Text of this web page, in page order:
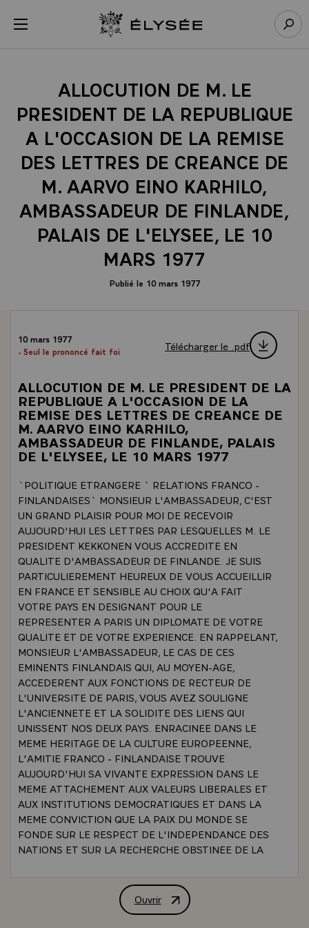
menu Retour à l’accueil Élysée
ALLOCUTION DE M. LE
PRESIDENT DE LA REPUBLIQUE
A L'OCCASION DE LA REMISE
DES LETTRES DE CREANCE DE
M. AARVO EINO KARHILO,
AMBASSADEUR DE FINLANDE,
PALAIS DE L'ELYSEE, LE 10
MARS 1977
Publié le 10 mars 1977
10 mars 1977
- Seul le prononcé fait foi
Télécharger le .pdf
ALLOCUTION DE M. LE PRESIDENT DE LA
REPUBLIQUE A L'OCCASION DE LA
REMISE DES LETTRES DE CREANCE DE
M. AARVO EINO KARHILO,
AMBASSADEUR DE FINLANDE, PALAIS
DE L'ELYSEE, LE 10 MARS 1977
`POLITIQUE ETRANGERE ` RELATIONS FRANCO -
FINLANDAISES` MONSIEUR L'AMBASSADEUR, C'EST
UN GRAND PLAISIR POUR MOI DE RECEVOIR
AUJOURD'HUI LES LETTRES PAR LESQUELLES M. LE
PRESIDENT KEKKONEN VOUS ACCREDITE EN
QUALITE D'AMBASSADEUR DE FINLANDE. JE SUIS
PARTICULIEREMENT HEUREUX DE VOUS ACCUEILLIR
EN FRANCE ET SENSIBLE AU CHOIX QU'A FAIT
VOTRE PAYS EN DESIGNANT POUR LE
REPRESENTER A PARIS UN DIPLOMATE DE VOTRE
QUALITE ET DE VOTRE EXPERIENCE. EN RAPPELANT,
MONSIEUR L'AMBASSADEUR, LE CAS DE CES
EMINENTS FINLANDAIS QUI, AU MOYEN-AGE,
ACCEDERENT AUX FONCTIONS DE RECTEUR DE
L'UNIVERSITE DE PARIS, VOUS AVEZ SOULIGNE
L'ANCIENNETE ET LA SOLIDITE DES LIENS QUI
UNISSENT NOS DEUX PAYS. ENRACINEE DANS LE
MEME HERITAGE DE LA CULTURE EUROPEENNE,
L'AMITIE FRANCO - FINLANDAISE TROUVE
AUJOURD'HUI SA VIVANTE EXPRESSION DANS LE
MEME ATTACHEMENT AUX VALEURS LIBERALES ET
AUX INSTITUTIONS DEMOCRATIQUES ET DANS LA
MEME CONVICTION QUE LA PAIX DU MONDE SE
FONDE SUR LE RESPECT DE L'INDEPENDANCE DES
NATIONS ET SUR LA RECHERCHE OBSTINEE DE LA
FINLANDAISES` C'EST POURQUOI LA FRANCE ET LA
FINLANDE SE TROUVENT RAPPROCHEES DANS LES
Ouvrir
ALLOCUTION DE M. LE PRESIDENT
Panneau de gestion des cookies